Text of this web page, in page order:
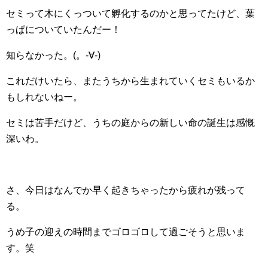
セミって木にくっついて孵化するのかと思ってたけど、葉
っぱについていたんだー！
知らなかった。(。-∀-)
これだけいたら、またうちから生まれていくセミもいるか
もしれないねー。
セミは苦手だけど、うちの庭からの新しい命の誕生は感慨
深いわ。
さ、今日はなんでか早く起きちゃったから疲れが残って
る。
うめ子の迎えの時間までゴロゴロして過ごそうと思いま
す。笑